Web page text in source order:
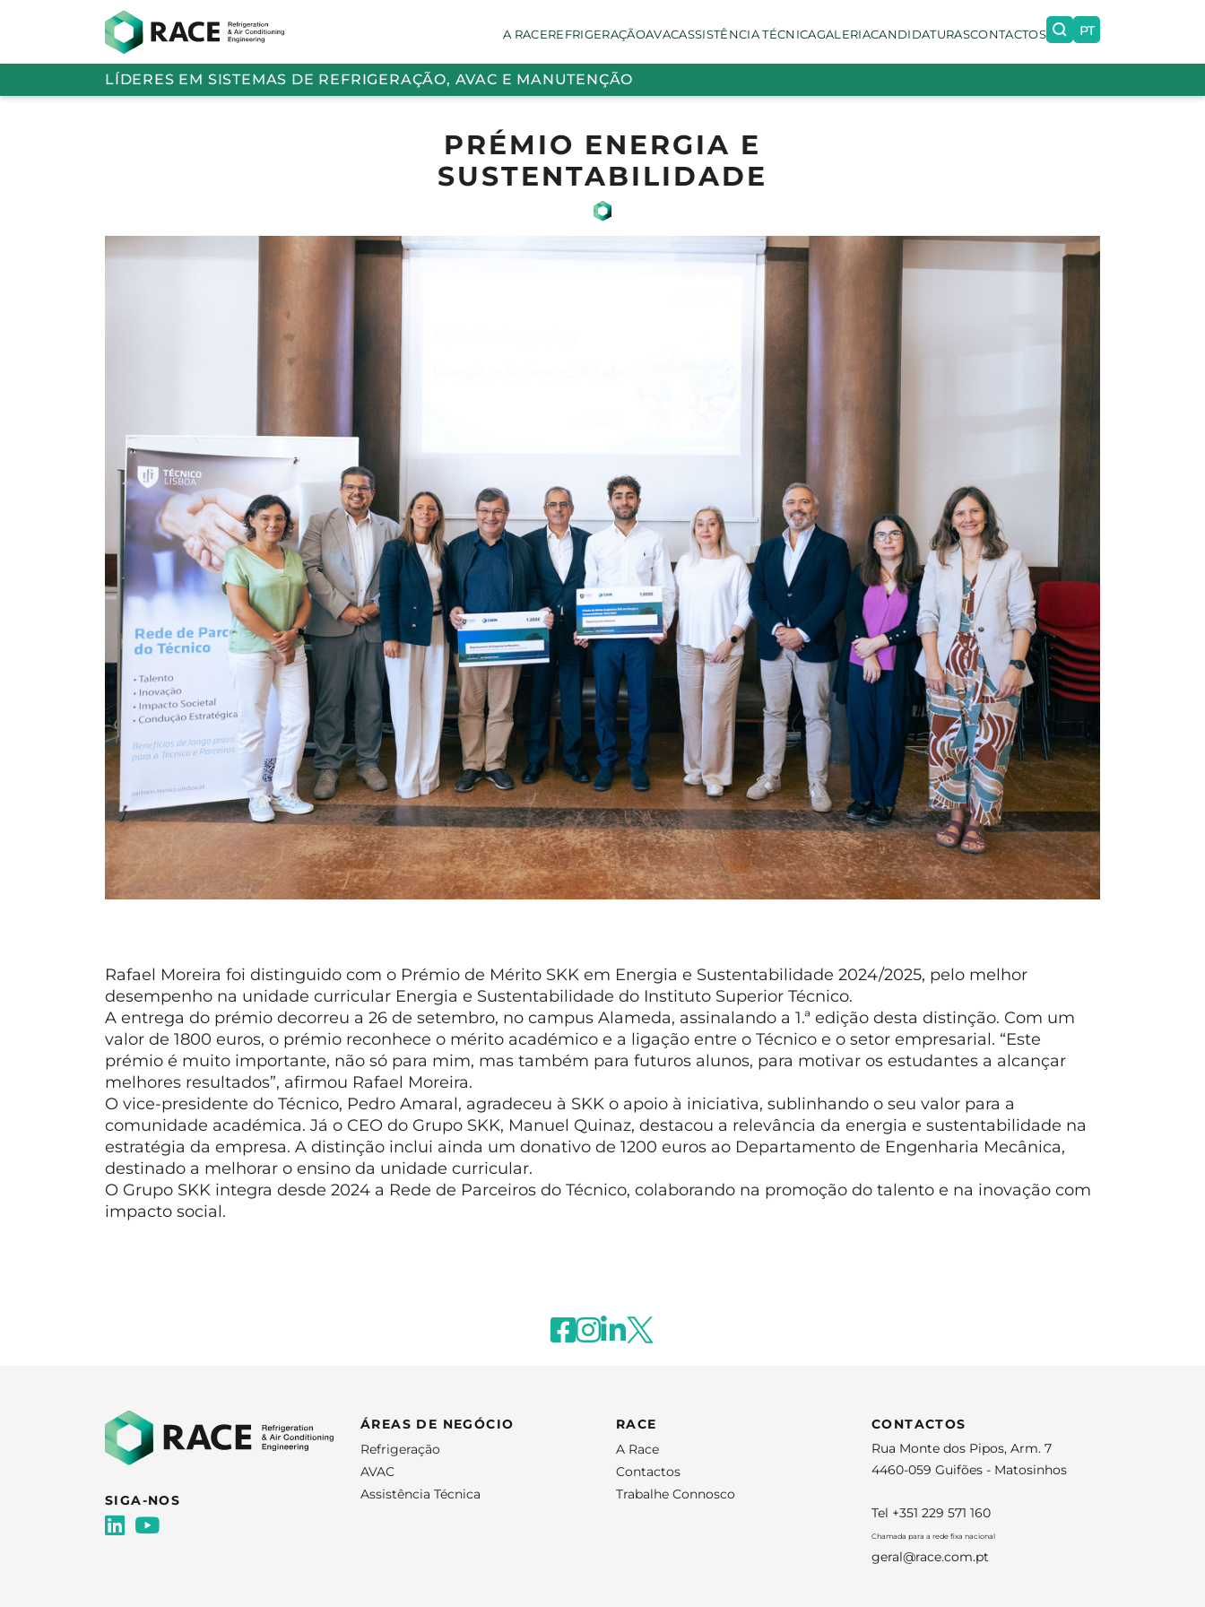
A RACEREFRIGERAÇÃOAVACASSISTÊNCIA TÉCNICAGALERIACANDIDATURASCONTACTOS
PT
LÍDERES EM SISTEMAS DE REFRIGERAÇÃO, AVAC E MANUTENÇÃO
PRÉMIO ENERGIA E
SUSTENTABILIDADE
Rafael Moreira foi distinguido com o Prémio de Mérito SKK em Energia e Sustentabilidade 2024/2025, pelo melhor
desempenho na unidade curricular Energia e Sustentabilidade do Instituto Superior Técnico.
A entrega do prémio decorreu a 26 de setembro, no campus Alameda, assinalando a 1.ª edição desta distinção. Com um
valor de 1800 euros, o prémio reconhece o mérito académico e a ligação entre o Técnico e o setor empresarial. “Este
prémio é muito importante, não só para mim, mas também para futuros alunos, para motivar os estudantes a alcançar
melhores resultados”, afirmou Rafael Moreira.
O vice-presidente do Técnico, Pedro Amaral, agradeceu à SKK o apoio à iniciativa, sublinhando o seu valor para a
comunidade académica. Já o CEO do Grupo SKK, Manuel Quinaz, destacou a relevância da energia e sustentabilidade na
estratégia da empresa. A distinção inclui ainda um donativo de 1200 euros ao Departamento de Engenharia Mecânica,
destinado a melhorar o ensino da unidade curricular.
O Grupo SKK integra desde 2024 a Rede de Parceiros do Técnico, colaborando na promoção do talento e na inovação com
impacto social.
SIGA-NOS
ÁREAS DE NEGÓCIO
Refrigeração
AVAC
Assistência Técnica
RACE
A Race
Contactos
Trabalhe Connosco
CONTACTOS
Rua Monte dos Pipos, Arm. 7
4460-059 Guifões - Matosinhos
Tel +351 229 571 160
Chamada para a rede fixa nacional
geral@race.com.pt